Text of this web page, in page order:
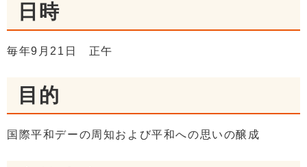
日時
毎年9月21日 正午
目的
国際平和デーの周知および平和への思いの醸成